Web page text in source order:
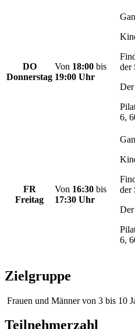
DO
Donnerstag
Von 18:00 bis
19:00 Uhr
der
6,
FR
Freitag
Von 16:30 bis
17:30 Uhr
der
6,
Zielgruppe
Frauen und Männer von 3 bis 10
Teilnehmerzahl